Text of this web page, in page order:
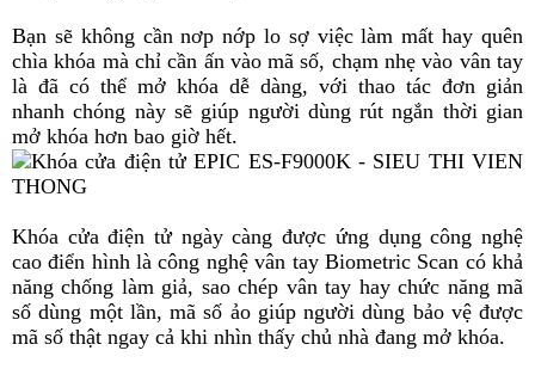
Bạn sẽ không cần nơp nớp lo sợ việc làm mất hay quên
chìa khóa mà chỉ cần ấn vào mã số, chạm nhẹ vào vân tay
là đã có thể mở khóa dễ dàng, với thao tác đơn giản
nhanh chóng này sẽ giúp người dùng rút ngắn thời gian
mở khóa hơn bao giờ hết.
Khóa cửa điện tử ngày càng được ứng dụng công nghệ
cao điển hình là công nghệ vân tay Biometric Scan có khả
năng chống làm giả, sao chép vân tay hay chức năng mã
số dùng một lần, mã số ảo giúp người dùng bảo vệ được
mã số thật ngay cả khi nhìn thấy chủ nhà đang mở khóa.